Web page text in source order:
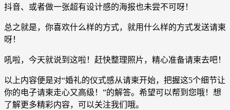
抖音、或者做一张超有设计感的海报也未尝不可呀！
总之就是，你喜欢什么样的方式，就用什么样的方式发送请柬
呀！
吼啦，今天就说到这啦！赶快整理照片，精心准备请柬去吧！
以上内容便是对“婚礼的仪式感从请柬开始，把握这5个细节让
你的电子请柬走心又高级！”的解答。希望可以帮到您哦！想
了解更多精彩内容，可以关注我们哦。